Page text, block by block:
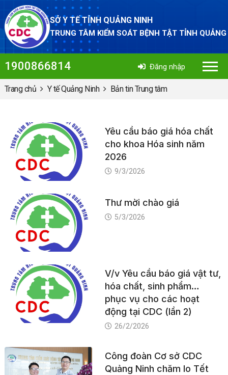
SỞ Y TẾ TỈNH QUẢNG NINH
TRUNG TÂM KIỂM SOÁT BỆNH TẬT TỈNH
Đăng nhập
1900866814
Trang chủ Y tế Quảng Ninh Bản tin Trung tâm
Yêu cầu báo giá hóa chất
cho khoa Hóa sinh năm
2026
9/3/2026
Thư mời chào giá
5/3/2026
V/v Yêu cầu báo giá vật tư,
hóa chất, sinh phẩm…
phục vụ cho các hoạt
động tại CDC (lần 2)
26/2/2026
Công đoàn Cơ sở CDC
Quảng Ninh chăm lo Tết